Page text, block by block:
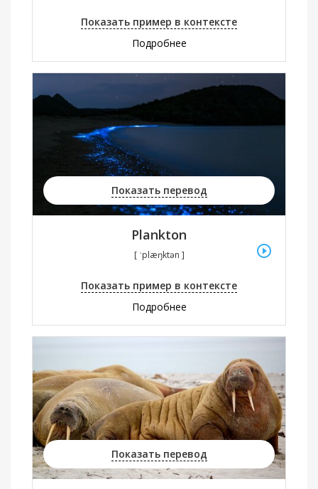
Показать пример в контексте
Подробнее
Показать перевод
Plankton
[ ˈplæŋktən ]
Показать пример в контексте
Подробнее
Показать перевод